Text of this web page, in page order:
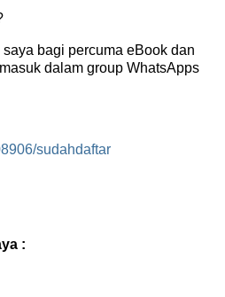
bagi percuma eBook dan
dalam group WhatsApps
sudahdaftar
: